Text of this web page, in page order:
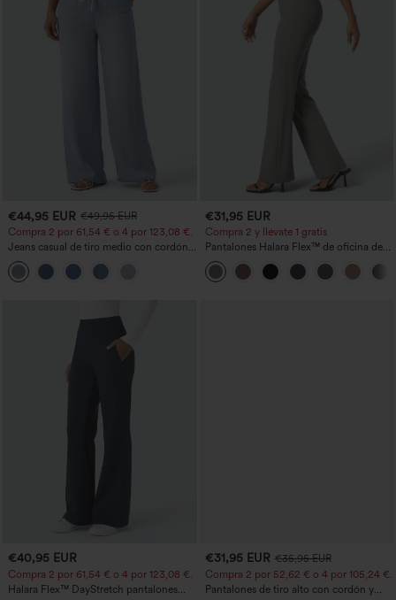
€44,95 EUR €49,95 EUR
Compra 2 por 61,54 € o 4 por 123,08 €.
Jeans casual de tiro medio con cordón y
bolsillos
€31,95 EUR
Compra 2 y llévate 1 gratis
Pantalones Halara Flex™ de oficina de
tiro alto ligeramente acampanados con
bolsillos
€40,95 EUR
Compra 2 por 61,54 € o 4 por 123,08 €.
Halara Flex™ DayStretch pantalones
€31,95 EUR €35,95 EUR
Compra 2 por 52,62 € o 4 por 105,24 €.
Pantalones de tiro alto con cordón y